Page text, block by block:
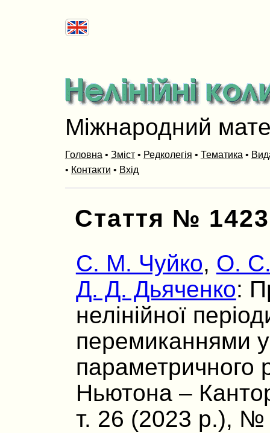
Міжнародний
Головна • Зміст• Редколегія • Тематика •
• Контакти • Вхід
Стаття № 1423
С. М. Чуйко, О.
Д. Д. Дьяченко:
нелінійної
перемиканнями
параметричного
Ньютона –
т. 26 (2023 р.), №